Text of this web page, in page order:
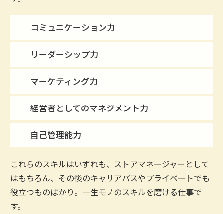
コミュニケーション力
リーダーシップ力
マーケティング力
経営者としてのマネジメント力
自己管理能力
これらのスキルはいずれも、ストアマネージャーとして
はもちろん、その後のキャリアパスやプライベートでも
役立つものばかり。一生モノのスキルを磨ける仕事で
す。